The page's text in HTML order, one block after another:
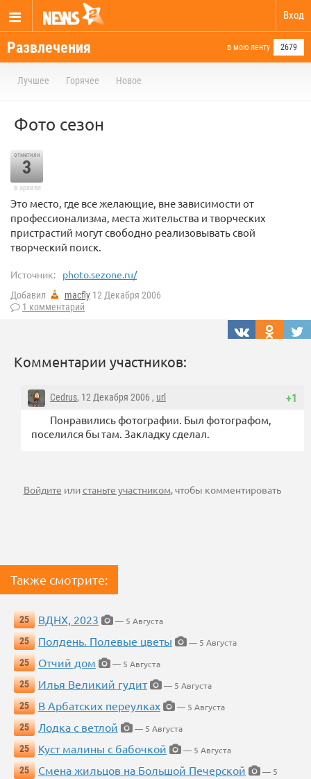
Вход
Развлечения в мою ленту 2679
Лучшее Горячее Новое
Фото сезон
отметили
3
в архиве
Это место, где все желающие, вне зависимости от
профессионализма, места жительства и творческих
пристрастий могут свободно реализовывать свой
творческий поиск.
Источник: photo.sezone.ru/
Добавил macfly 12 Декабря 2006
1 комментарий
Комментарии участников:
+1
Cedrus, 12 Декабря 2006 , url
Понравились фотографии. Был фотографом,
поселился бы там. Закладку сделал.
Войдите илистаньте участником, чтобы комментировать
Также смотрите:
25 ВДНХ, 2023
— 5 Августа
25
Полдень. Полевые цветы
— 5 Августа
25
Отчий дом
— 5 Августа
25
Илья Великий гудит
— 5 Августа
25
В Арбатских переулках
— 5 Августа
25
Лодка с ветлой
— 5 Августа
25
Куст малины с бабочкой
— 5 Августа
25
Смена жильцов на Большой Печерской
— 5